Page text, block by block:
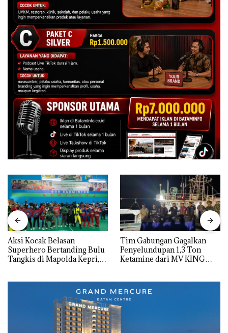
Aksi Kocak Belasan
Superhero Bertanding Bulu
Tangkis di Mapolda Kepri,
Tim Gabungan Gagalkan
Penyelundupan 1,3 Ton
Ketamine dari MV KING